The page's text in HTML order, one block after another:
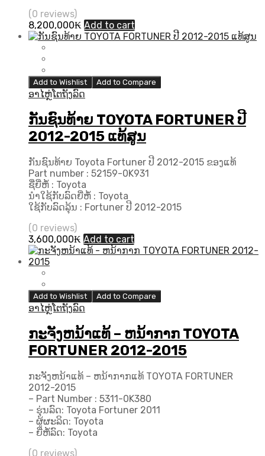
(0 reviews)
8,200,000₭ Add to cart
Add to Wishlist Add to Compare
ອາໄຫຼ່ໂຕຖັງລົດ
ກັນຊົນທ້າຍ TOYOTA FORTUNER ປີ
2012-2015 ແທ້ສູນ
ກັນຊົນທ້າຍ Toyota Fortuner ປີ 2012-2015 ຂອງແທ້
Part number : 52159-0K931
ຊື່ຍີ່ຫໍ້ : Toyota
ນຳໃຊ້ກັບລົດຍີ່ຫໍ້ : Toyota
ໃຊ້ກັບລົດລຸ້ນ : Fortuner ປີ 2012-2015
(0 reviews)
3,600,000₭ Add to cart
Add to Wishlist Add to Compare
ອາໄຫຼ່ໂຕຖັງລົດ
ກະຈັງຫນ້າແທ້ – ຫນ້າກາກ TOYOTA
FORTUNER 2012-2015
ກະຈັງຫນ້າແທ້ – ຫນ້າກາກແທ້ TOYOTA FORTUNER
2012-2015
– Part Number : 5311-0K380
– ຮຸ່ນລົດ: Toyota Fortuner 2011
– ຜູ້ຜະລິດ: Toyota
– ຍີ່ຫໍ້ລົດ: Toyota
(0 reviews)